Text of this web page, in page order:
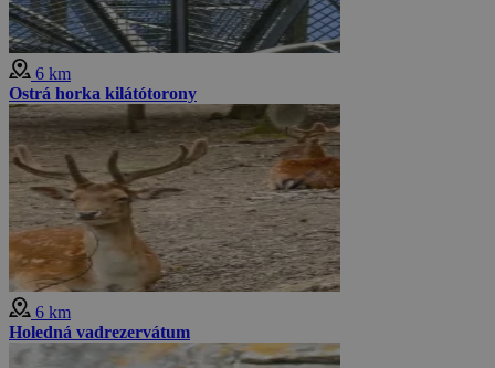
6 km
Ostrá horka kilátótorony
6 km
Holedná vadrezervátum